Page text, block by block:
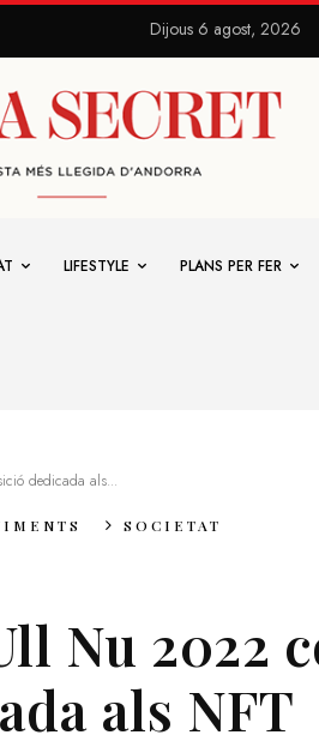
Dijous 6 agost, 2026
LIFESTYLE PLANS PER FER
dedicada als...
SOCIETAT
Nu 2022
als NFT